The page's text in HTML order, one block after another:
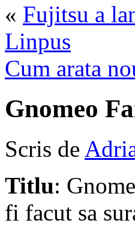
« Fujitsu a
Linpus
Cum arata
Gnomeo
Scris de
Titlu:
fi facut sa